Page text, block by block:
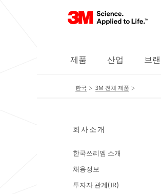
제품 산업 브
한국 3M 전체 제품
회사소개
한국쓰리엠 소개
채용정보
투자자 관계(IR)